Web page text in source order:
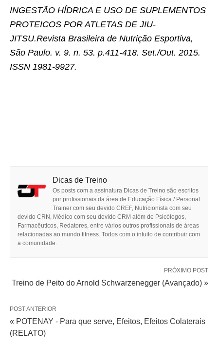
INGESTÃO HÍDRICA E USO DE SUPLEMENTOS
PROTEICOS POR ATLETAS DE JIU-
JITSU.Revista Brasileira de Nutrição Esportiva,
São Paulo. v. 9. n. 53. p.411-418. Set./Out. 2015.
ISSN 1981-9927.
Dicas de Treino
Os posts com a assinatura Dicas de Treino são escritos
por profissionais da área de Educação Física / Personal
Trainer com seu devido CREF, Nutricionista com seu
devido CRN, Médico com seu devido CRM além de Psicólogos,
Farmacêuticos, Redatores, entre vários outros profissionais de áreas
relacionadas ao mundo fitness. Todos com o intuito de contribuir com
a comunidade.
PRÓXIMO POST
Treino de Peito do Arnold Schwarzenegger (Avançado) »
POST ANTERIOR
« POTENAY - Para que serve, Efeitos, Efeitos Colaterais
(RELATO)